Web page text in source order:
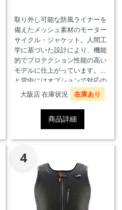
取り外し可能な防風ライナーを
備えたメッシュ素材のモーター
サイクル・ジャケット。人間工
学に基づいた設計により、機能
的でプロテクション性能の高い
モデルに仕上がっています。胸
と背中にはオプションで対応の
プロテクターを装着することが
できます。また、防水の内ポケ
ット、EN17092クラスA認証、パ
ンツと接続可能なファスナーを
備えています。
大阪店 在庫状況 在庫あり
商品詳細
4